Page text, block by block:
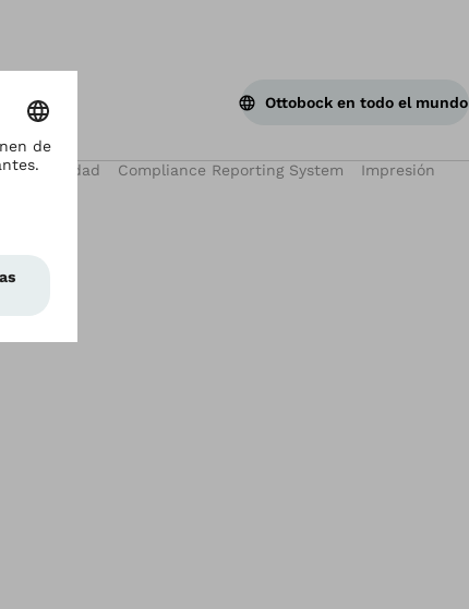
Ottobock en todo el mundo
Privacidad Compliance Reporting System
Impresión